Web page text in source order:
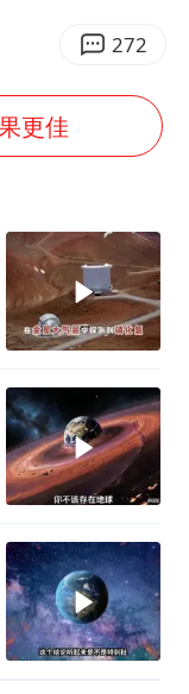
量发展
宋蓬逝世
夏日经济乘“热”而上 消费市场向“新”而行
筑健康中国
272
更佳